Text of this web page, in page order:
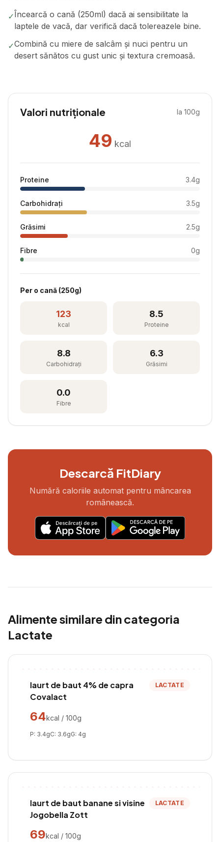
✓Încearcă o cană (250ml) dacă ai sensibilitate la
laptele de vacă, dar verifică dacă tolereazele bine.
✓Combină cu miere de salcâm și nuci pentru un
desert sănătos cu gust unic și textura cremoasă.
Valori nutriționale la 100g
49 kcal
Proteine 3.4g
Carbohidrați 3.5g
Grăsimi 2.5g
Fibre 0g
Per o cană (250g)
123
kcal
8.5
Proteine
8.8
Carbohidrați
6.3
Grăsimi
0.0
Fibre
Descarcă FitDiary
Numără caloriile automat pentru mâncarea
românească.
Alimente similare din categoria
Lactate
Iaurt de baut 4% de capra
Covalact
LACTATE
64kcal / 100g
P: 3.4gC: 3.6gG: 4g
Iaurt de baut banane si visine
Jogobella Zott
LACTATE
69kcal / 100g